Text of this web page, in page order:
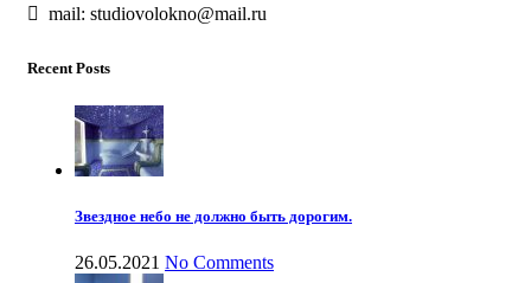
mail: studiovolokno@mail.ru
Recent Posts
Звездное небо не должно быть дорогим.
26.05.2021 No Comments